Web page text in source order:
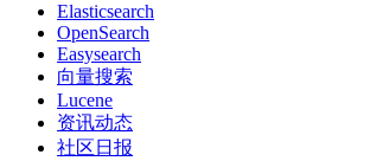
Elasticsearch
OpenSearch
Easysearch
向量搜索
Lucene
资讯动态
社区日报